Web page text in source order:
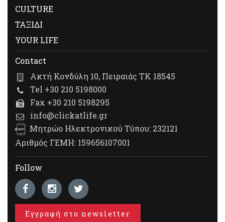
CULTURE
ΤΑΞΙΔΙ
YOUR LIFE
Contact
Ακτή Κονδύλη 10, Πειραιάς ΤΚ 18545
Tel +30 210 5198000
Fax +30 210 5198295
info@clickatlife.gr
Μητρώο Ηλεκτρονικού Τύπου: 232121
Αριθμός ΓΕΜΗ: 159656107001
Follow
Εγγραφή στο newsletter